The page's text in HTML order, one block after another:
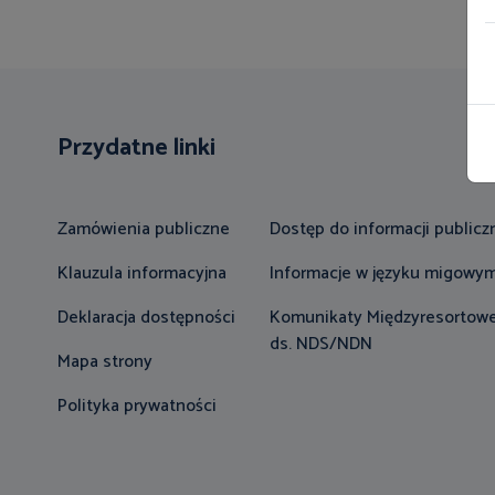
Przydatne linki
Zamówienia publiczne
Klauzula informacyjna
Deklaracja dostępności
Mapa strony
Polityka prywatności
Dostęp do informacji
Informacje w języku
Komunikaty
ds. NDS/NDN